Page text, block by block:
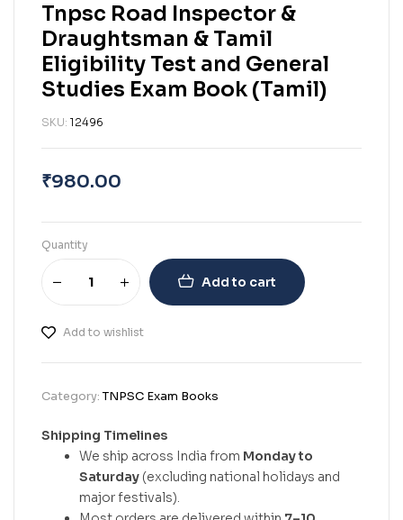
Tnpsc Road Inspector &
Draughtsman & Tamil
Eligibility Test and General
Studies Exam Book (Tamil)
SKU: 12496
₹980.00
Quantity
Add to cart
Add to wishlist
Category:TNPSC Exam Books
Shipping Timelines
We ship across India from Monday to
Saturday (excluding national holidays and
major festivals).